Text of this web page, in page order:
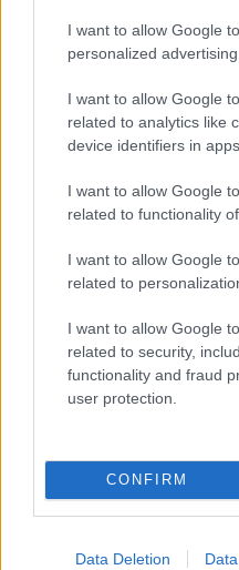
I want to allow Google
personalized advertising.
I want to allow Google
related to analytics like
device identifiers in apps.
I want to allow Google
related to functionality
I want to allow Google
related to
I want to allow Google
related to security,
functionality and fraud
user protection.
CONFIRM
Data Deletion
Paks II.:
Elkészült
Látlelet a
Egyetlen,
Épített
Mohács a
HÍRLEVÉL